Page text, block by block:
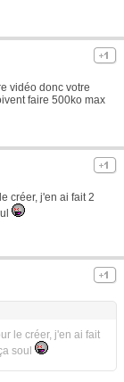
vidéo donc votre
faire 500ko max
créer, j'en ai fait 2
le créer, j'en ai fait
soul